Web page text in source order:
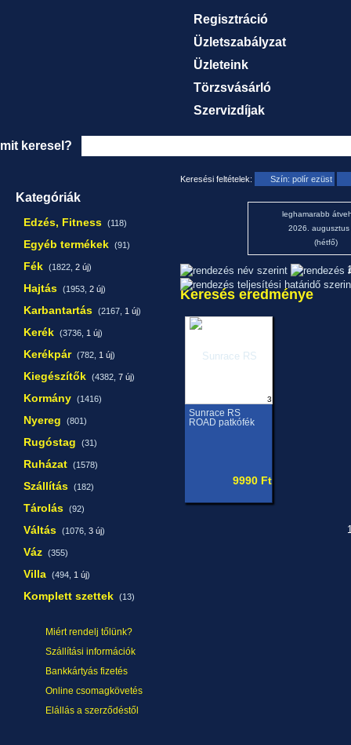
Regisztráció
Üzletszabályzat
Üzleteink
Törzsvásárló
Szervizdíjak
mit keresel?
Kategóriák
Edzés, Fitness (118)
Egyéb termékek (91)
Fék (1822, 2 új)
Hajtás (1953, 2 új)
Karbantartás (2167, 1 új)
Kerék (3736, 1 új)
Kerékpár (782, 1 új)
Kiegészítők (4382, 7 új)
Kormány (1416)
Nyereg (801)
Rugóstag (31)
Ruházat (1578)
Szállítás (182)
Tárolás (92)
Váltás (1076, 3 új)
Váz (355)
Villa (494, 1 új)
Komplett szettek (13)
Miért rendelj tőlünk?
Szállítási információk
Bankkártyás fizetés
Online csomagkövetés
Elállás a szerződéstől
Keresési feltételek: Szín: polír ezüst
leghamarabb
2026. augusztus
(hétfő)
Keresés eredménye
3
Sunrace RS
ROAD patkófék
9990 Ft